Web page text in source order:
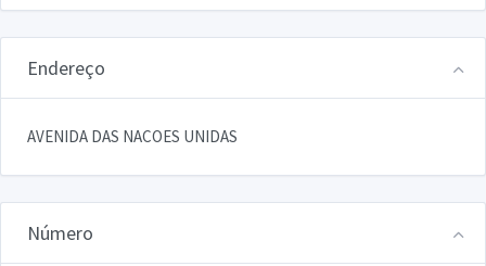
Endereço
AVENIDA DAS NACOES UNIDAS
Número